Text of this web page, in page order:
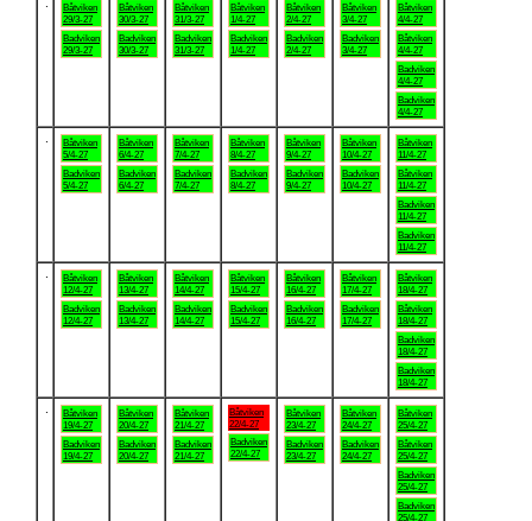
Båtviken
29/3-27
Badviken
29/3-27
Båtviken
30/3-27
Badviken
30/3-27
Båtviken
31/3-27
Badviken
31/3-27
Båtviken
1/4-27
Badviken
1/4-27
Båtviken
2/4-27
Badviken
2/4-27
Båtviken
3/4-27
Badviken
3/4-27
Båtviken
4/4-27
Båtviken
4/4-27
Badviken
4/4-27
Badviken
4/4-27
Båtviken
5/4-27
Badviken
5/4-27
Båtviken
6/4-27
Badviken
6/4-27
Båtviken
7/4-27
Badviken
7/4-27
Båtviken
8/4-27
Badviken
8/4-27
Båtviken
9/4-27
Badviken
9/4-27
Båtviken
10/4-27
Badviken
10/4-27
Båtviken
11/4-27
Båtviken
11/4-27
Badviken
11/4-27
Badviken
11/4-27
Båtviken
12/4-27
Badviken
12/4-27
Båtviken
13/4-27
Badviken
13/4-27
Båtviken
14/4-27
Badviken
14/4-27
Båtviken
15/4-27
Badviken
15/4-27
Båtviken
16/4-27
Badviken
16/4-27
Båtviken
17/4-27
Badviken
17/4-27
Båtviken
18/4-27
Båtviken
18/4-27
Badviken
18/4-27
Badviken
18/4-27
Båtviken
19/4-27
Badviken
19/4-27
Båtviken
20/4-27
Badviken
20/4-27
Båtviken
21/4-27
Badviken
21/4-27
Båtviken
22/4-27
Badviken
22/4-27
Båtviken
23/4-27
Badviken
23/4-27
Båtviken
24/4-27
Badviken
24/4-27
Båtviken
25/4-27
Båtviken
25/4-27
Badviken
25/4-27
Badviken
25/4-27